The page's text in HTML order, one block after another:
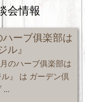
会情報
ハーブ俱楽部は
ル』
のハーブ俱楽部は
ル』 は ガーデン倶
...